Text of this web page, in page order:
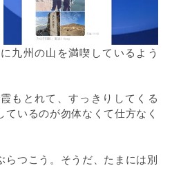
九州の山を満喫しているよう
もとれて、すっきりしてくる
ているのが勿体なくて仕方なく
らつこう。そうだ、たまには別